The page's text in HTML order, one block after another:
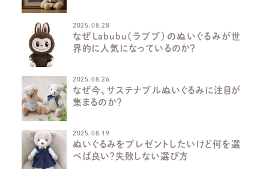
2025.08.28
なぜLabubu（ラブブ）のぬいぐるみが世
界的に人気になっているのか？
2025.08.26
なぜ今、サステナブルぬいぐるみに注目が
集まるのか？
2025.08.19
ぬいぐるみをプレゼントしたいけど何を選
べば良い？失敗しない選び方